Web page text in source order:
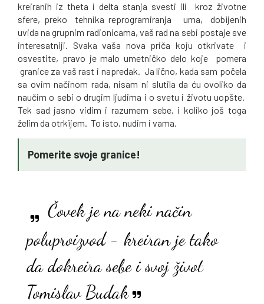
kreiranih iz theta i delta stanja svesti ili kroz životne
sfere, preko tehnika reprogramiranja uma, dobijenih
uvida na grupnim radionicama, vaš rad na sebi postaje sve
interesatniji. Svaka vaša nova priča koju otkrivate i
osvestite, pravo je malo umetničko delo koje pomera
granice za vaš rast i napredak. Ja lično, kada sam počela
sa ovim načinom rada, nisam ni slutila da ću ovoliko da
naučim o sebi o drugim ljudima i o svetu i životu uopšte.
Tek sad jasno vidim i razumem sebe, i koliko još toga
želim da otrkijem. To isto, nudim i vama.
Pomerite svoje granice!
Čovek je na neki način
poluproizvod - kreiran je tako
da dokreira sebe i svoj život
Tomislav Budak